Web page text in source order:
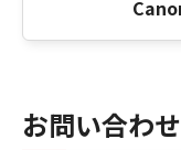
お問い合わせ